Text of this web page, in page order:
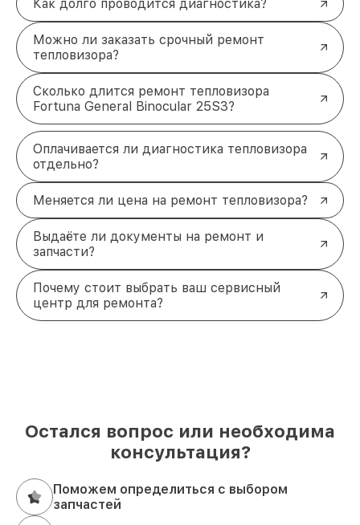
Как долго проводится диагностика?
Можно ли заказать срочный ремонт
тепловизора?
Сколько длится ремонт тепловизора
Fortuna General Binocular 25S3?
Оплачивается ли диагностика тепловизора
отдельно?
Меняется ли цена на ремонт тепловизора?
Выдаёте ли документы на ремонт и
запчасти?
Почему стоит выбрать ваш сервисный
центр для ремонта?
Остался вопрос или необходима
консультация?
Поможем определиться с выбором
запчастей